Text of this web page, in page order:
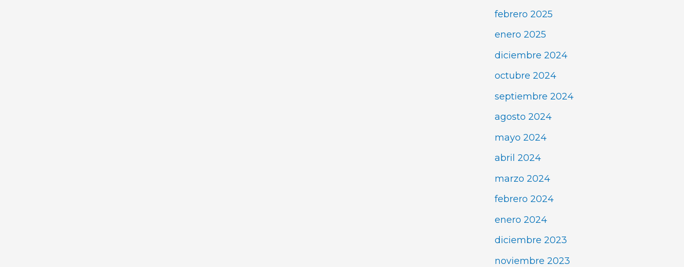
febrero 2025
enero 2025
diciembre 2024
octubre 2024
septiembre 2024
agosto 2024
mayo 2024
abril 2024
marzo 2024
febrero 2024
enero 2024
diciembre 2023
noviembre 2023